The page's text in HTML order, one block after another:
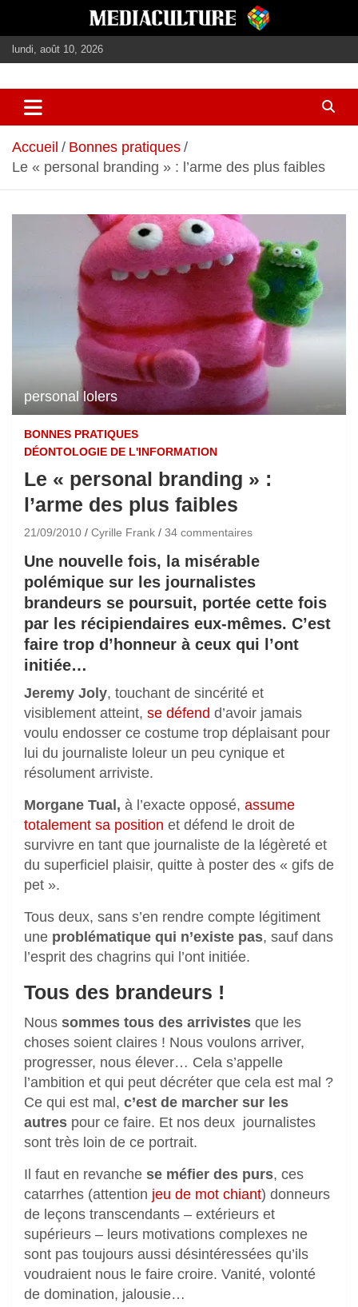
contenu
lundi, août 10, 2026
mediaculture
Accueil
Bonnes pratiques
Le « personal branding » : l’arme des plus faibles
personal lolers
BONNES PRATIQUES
DÉONTOLOGIE DE L'INFORMATION
Le « personal branding » :
l’arme des plus faibles
21/09/2010 Cyrille Frank 34 commentaires
Une nouvelle fois, la misérable
polémique sur les journalistes
brandeurs se poursuit, portée cette fois
par les récipiendaires eux-mêmes. C’est
faire trop d’honneur à ceux qui l’ont
initiée…
Jeremy Joly, touchant de sincérité et
visiblement atteint, se défend d’avoir jamais
voulu endosser ce costume trop déplaisant pour
lui du journaliste loleur un peu cynique et
résolument arriviste.
Morgane Tual, à l’exacte opposé, assume
totalement sa position et défend le droit de
survivre en tant que journaliste de la légèreté et
du superficiel plaisir, quitte à poster des « gifs de
pet ».
Tous deux, sans s’en rendre compte légitiment
une problématique qui n’existe pas, sauf dans
l’esprit des chagrins qui l’ont initiée.
Tous des brandeurs !
Nous sommes tous des arrivistes que les
choses soient claires ! Nous voulons arriver,
progresser, nous élever… Cela s’appelle
l’ambition et qui peut décréter que cela est mal ?
Ce qui est mal, c’est de marcher sur les
autres pour ce faire. Et nos deux journalistes
sont très loin de ce portrait.
Il faut en revanche se méfier des purs, ces
catarrhes (attention jeu de mot chiant) donneurs
de leçons transcendants – extérieurs et
supérieurs – leurs motivations complexes ne
sont pas toujours aussi désintéressées qu’ils
voudraient nous le faire croire. Vanité, volonté
de domination, jalousie…